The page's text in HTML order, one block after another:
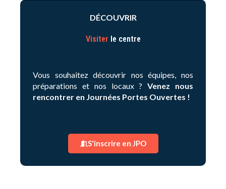
DÉCOUVRIR
Visiter le centre
Vous souhaitez découvrir nos équipes, nos
préparations et nos locaux ?Venez nous
rencontrer en Journées Portes Ouvertes !
S'inscrire en JPO